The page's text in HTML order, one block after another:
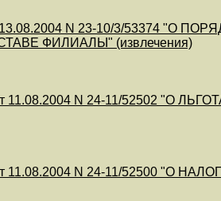
N 23-10/3/53374 "О
ФИЛИАЛЫ" (извлечения)
11.08.2004 N 24-11/52502 "О
11.08.2004 N 24-11/52500 "О